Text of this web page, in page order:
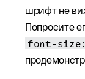
шрифт не
Попросите
font-